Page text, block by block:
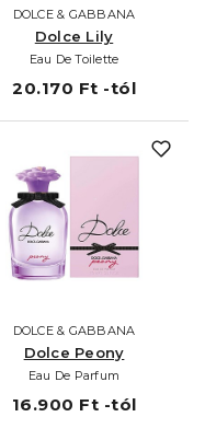
DOLCE & GABBANA
Dolce Lily
Eau De Toilette
20.170 Ft -tól
DOLCE & GABBANA
Dolce Peony
Eau De Parfum
16.900 Ft -tól